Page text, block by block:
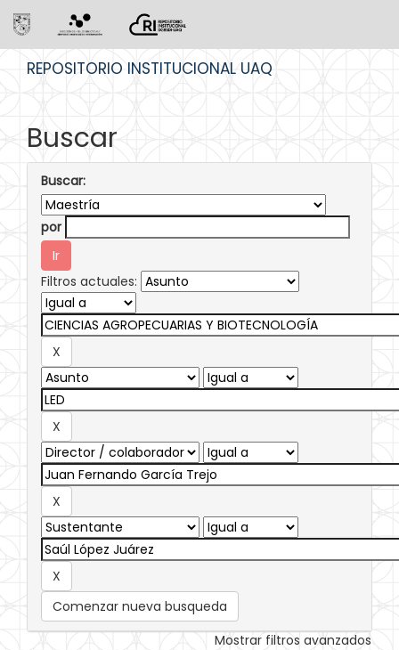
REPOSITORIO INSTITUCIONAL UAQ
Buscar
Buscar:
por
Filtros actuales:
Comenzar nueva busqueda
Mostrar filtros avanzados